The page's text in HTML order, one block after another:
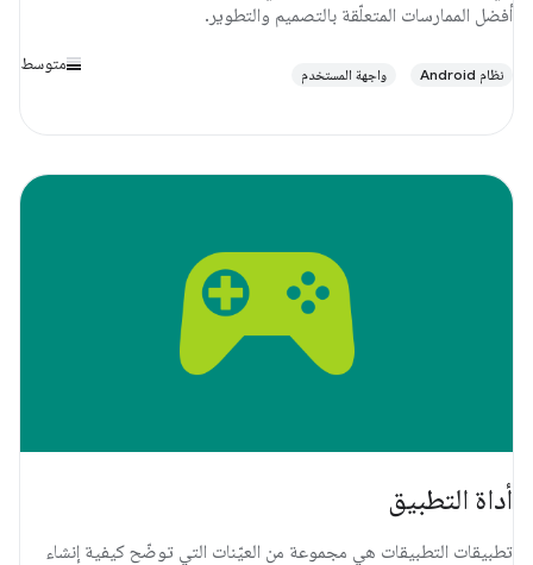
أفضل الممارسات المتعلّقة بالتصميم والتطوير.
نظام Android واجهة المستخدم
متوسط
أداة التطبيق
تطبيقات التطبيقات هي مجموعة من العيّنات التي توضّح كيفية إنشاء